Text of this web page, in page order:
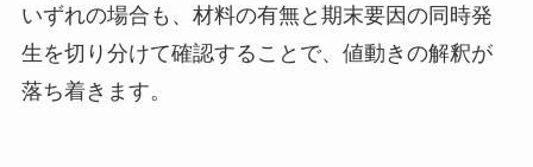
いずれの場合も、材料の有無と期末要因の同時発
生を切り分けて確認することで、値動きの解釈が
落ち着きます。